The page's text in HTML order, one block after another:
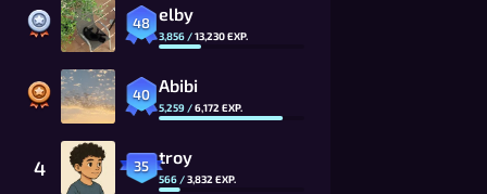
48 elby
3,856 /13,230EXP.
40 Abibi
5,259 /6,172 EXP.
4 35 troy
566 /3,832 EXP.